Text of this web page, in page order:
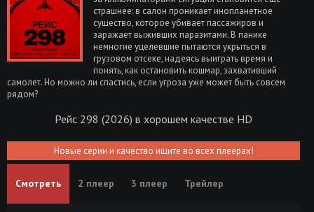
страшнее: в салон проникает инопланетное
существо, которое убивает пассажиров и
заражает выживших паразитами. В панике
немногие уцелевшие пытаются укрыться в
грузовом отсеке, надеясь выиграть время и
понять, как остановить кошмар, захвативший
самолет. Но можно ли спастись, если угроза уже может быть совсем
рядом?
Рейс 298 (2026) в хорошем качестве HD
Новые серии и качество ищите во всех плеерах!
Смотреть 2 плеер 3 плеер Трейлер